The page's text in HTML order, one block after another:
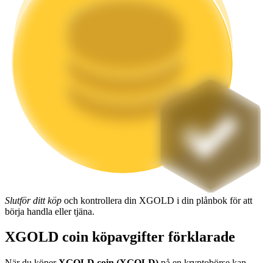
Flexibel insats för att tjäna populära tokens
Slutför ditt köp och kontrollera din XGOLD i din plånbok för att
börja handla eller tjäna.
XGOLD coin köpavgifter förklarade